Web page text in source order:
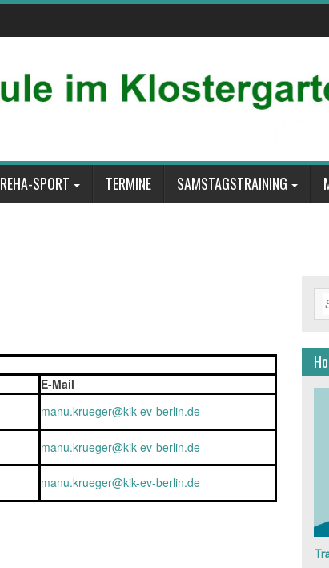
REHA-SPORT TERMINE SAMSTAGSTRAINING
E-Mail
manu.krueger@kik-ev-berlin.de
manu.krueger@kik-ev-berlin.de
manu.krueger@kik-ev-berlin.de